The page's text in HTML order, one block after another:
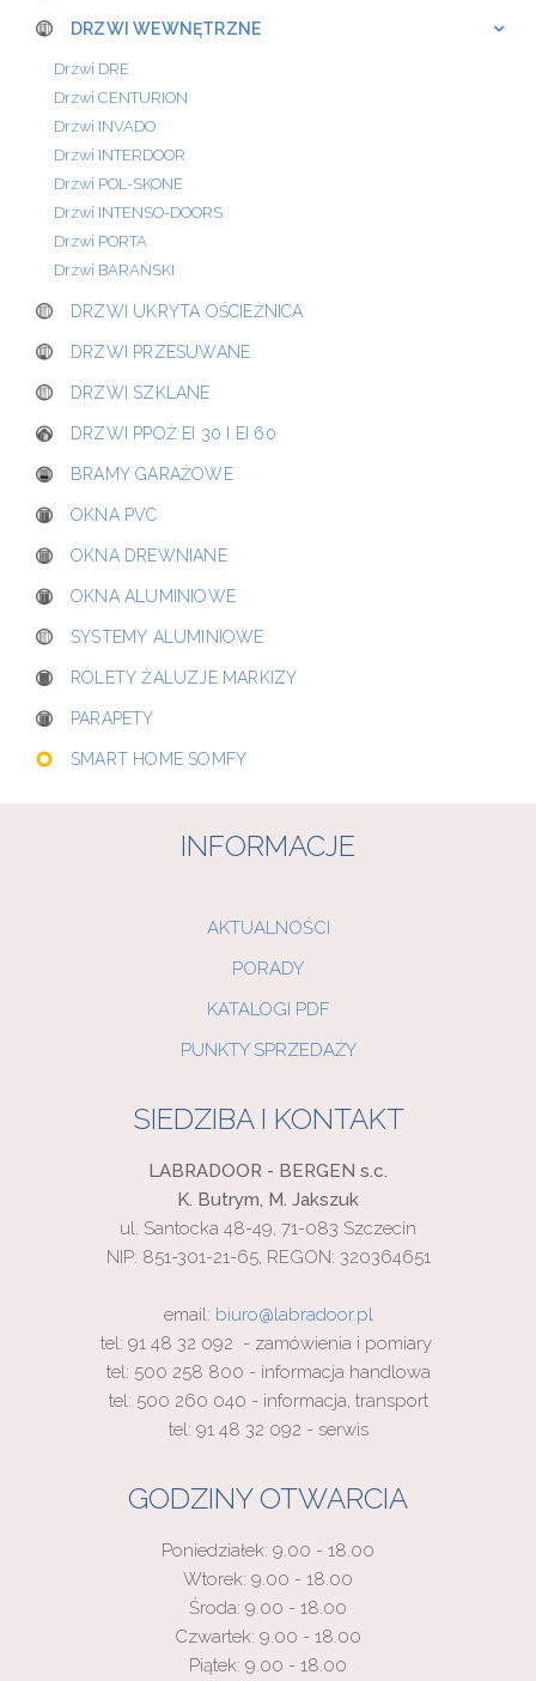
DRZWI WEWNĘTRZNE
Drzwi DRE
Drzwi CENTURION
Drzwi INVADO
Drzwi INTERDOOR
Drzwi POL-SKONE
Drzwi INTENSO-DOORS
Drzwi PORTA
Drzwi BARAŃSKI
DRZWI UKRYTA OŚCIEŻNICA
DRZWI PRZESUWANE
DRZWI SZKLANE
DRZWI PPOŻ EI 30 I EI 60
BRAMY GARAŻOWE
OKNA PVC
OKNA DREWNIANE
OKNA ALUMINIOWE
SYSTEMY ALUMINIOWE
ROLETY ŻALUZJE MARKIZY
PARAPETY
SMART HOME SOMFY
INFORMACJE
AKTUALNOŚCI
PORADY
KATALOGI PDF
PUNKTY SPRZEDAŻY
SIEDZIBA I KONTAKT
LABRADOOR - BERGEN s.c.
K. Butrym, M. Jakszuk
ul. Santocka 48-49, 71-083 Szczecin
NIP: 851-301-21-65, REGON: 320364651
email: biuro@labradoor.pl
tel: 91 48 32 092 - zamówienia i pomiary
tel: 500 258 800 - informacja handlowa
tel: 500 260 040 - informacja, transport
tel: 91 48 32 092 - serwis
GODZINY OTWARCIA
Poniedziałek: 9.00 - 18.00
Wtorek: 9.00 - 18.00
Środa: 9.00 - 18.00
Czwartek: 9.00 - 18.00
Piątek: 9.00 - 18.00